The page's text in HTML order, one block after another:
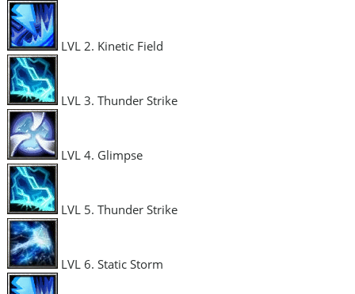
LVL 2. Kinetic Field
LVL 3. Thunder Strike
LVL 4. Glimpse
LVL 5. Thunder Strike
LVL 6. Static Storm